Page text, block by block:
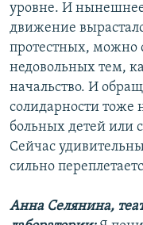
уровне. И нынешнее
движение
протестных, можно
недовольных тем,
начальство. И
солидарности тоже
больных детей или
Сейчас
сильно
Анна Селянина,